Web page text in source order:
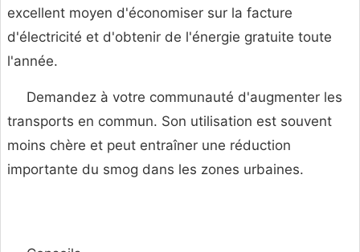
excellent moyen d'économiser sur la facture
d'électricité et d'obtenir de l'énergie gratuite toute
l'année.
Demandez à votre communauté d'augmenter les
transports en commun. Son utilisation est souvent
moins chère et peut entraîner une réduction
importante du smog dans les zones urbaines.